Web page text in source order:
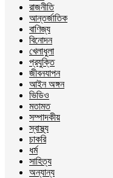
রাজনীতি
আন্তর্জাতিক
বাণিজ্য
বিনোদন
খেলাধুলা
প্রযুক্তি
জীবনযাপন
আইন অঙ্গন
ভিডিও
মতামত
সম্পাদকীয়
স্বাস্থ্য
চাকরি
ধর্ম
সাহিত্য
অন্যান্য